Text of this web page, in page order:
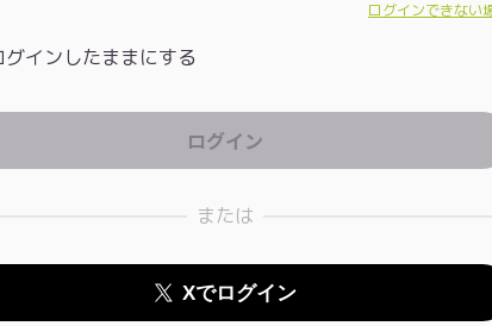
ログインできない
グインしたままにする
または
Xでログイン